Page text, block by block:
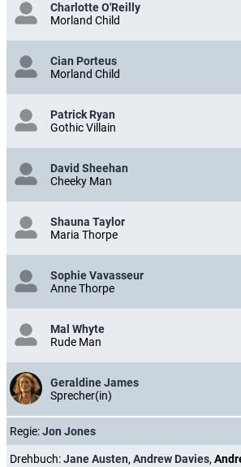
Charlotte O'Reilly
Morland Child
Cian Porteus
Morland Child
Patrick Ryan
Gothic Villain
David Sheehan
Cheeky Man
Shauna Taylor
Maria Thorpe
Sophie Vavasseur
Anne Thorpe
Mal Whyte
Rude Man
Geraldine James
Sprecher(in)
Regie:Jon Jones
Drehbuch:Jane Austen, Andrew Davies,